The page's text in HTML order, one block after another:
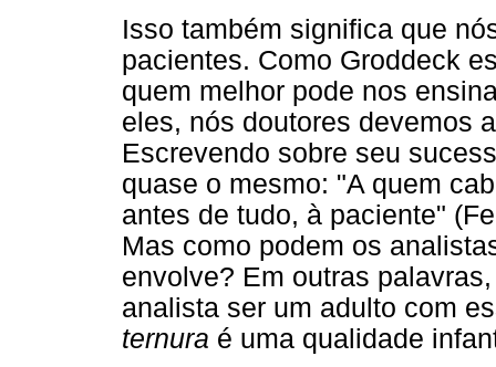
Isso também significa que
pacientes. Como Groddeck
quem melhor pode nos
eles, nós doutores devemos
Escrevendo sobre seu
quase o mesmo: "A quem
antes de tudo, à paciente"
Mas como podem os
envolve? Em outras
analista ser um adulto com
ternura é uma qualidade